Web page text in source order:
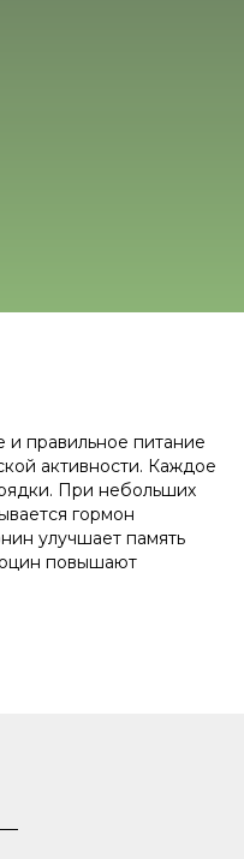
правильное питание
активности. Каждое
При небольших
гормон
улучшает память
повышают